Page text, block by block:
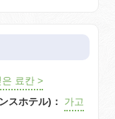
은 료칸 >
スホテル)：
가고